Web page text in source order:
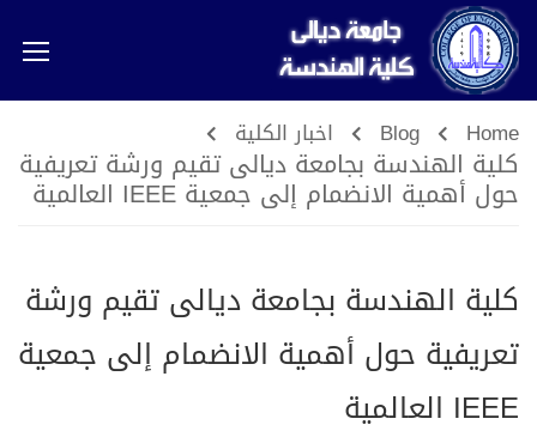
Home
Blog اخبار الكلية
كلية الهندسة بجامعة ديالى تقيم ورشة تعريفية
حول أهمية الانضمام إلى جمعية IEEE العالمية
كلية الهندسة بجامعة ديالى تقيم ورشة
تعريفية حول أهمية الانضمام إلى جمعية
IEEE العالمية